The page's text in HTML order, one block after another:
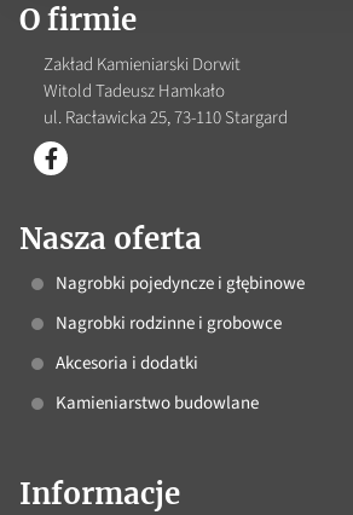
O firmie
Zakład Kamieniarski Dorwit
Witold Tadeusz Hamkało
ul. Racławicka 25, 73-110 Stargard
Nasza oferta
Nagrobki pojedyncze i głębinowe
Nagrobki rodzinne i grobowce
Akcesoria i dodatki
Kamieniarstwo budowlane
Informacje